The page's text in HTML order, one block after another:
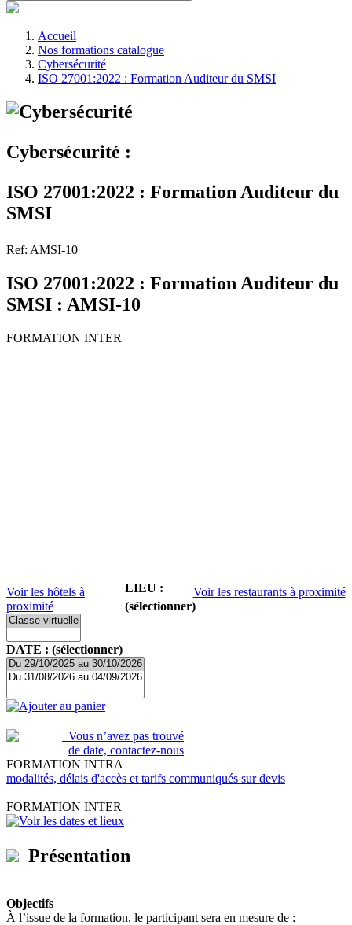
Accueil
Nos formations catalogue
Cybersécurité
ISO 27001:2022 : Formation Auditeur du SMSI
Cybersécurité :
ISO 27001:2022 : Formation Auditeur du
SMSI
Ref: AMSI-10
ISO 27001:2022 : Formation Auditeur du
SMSI : AMSI-10
FORMATION INTER
Voir les hôtels à
proximité
Voir les restaurants à proximité
LIEU :
(sélectionner)
DATE : (sélectionner)
Ajouter au panier
Vous n’avez pas trouvé
de date, contactez-nous
FORMATION INTRA
modalités, délais d'accès et tarifs communiqués sur devis
FORMATION INTER
Voir les dates et lieux
Présentation
Objectifs
À l’issue de la formation, le participant sera en mesure de :